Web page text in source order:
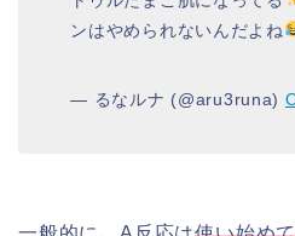
ンはやめられないんだよね
— るなルナ (@aru3runa)